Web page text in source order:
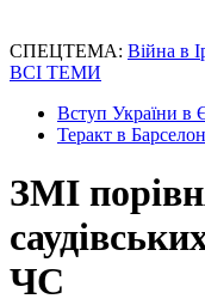
СПЕЦТЕМА: Війна в
ВСІ ТЕМИ
Вступ України в
Теракт в
ЗМІ
ЧС